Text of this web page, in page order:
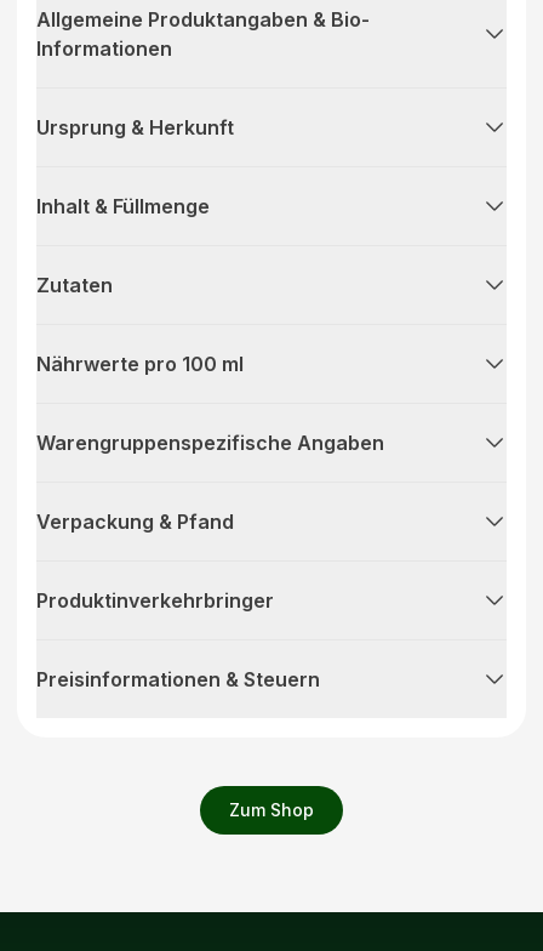
Zum Shop
Allgemeine Produktangaben & Bio-
Informationen
Ursprung & Herkunft
Inhalt & Füllmenge
Zutaten
Nährwerte pro 100 ml
Warengruppenspezifische Angaben
Verpackung & Pfand
Produktinverkehrbringer
Preisinformationen & Steuern